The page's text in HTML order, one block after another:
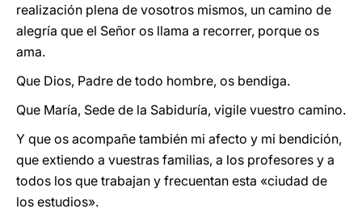
realización plena de vosotros mismos, un camino de
alegría que el Señor os llama a recorrer, porque os
ama.
Que Dios, Padre de todo hombre, os bendiga.
Que María, Sede de la Sabiduría, vigile vuestro camino.
Y que os acompañe también mi afecto y mi bendición,
que extiendo a vuestras familias, a los profesores y a
todos los que trabajan y frecuentan esta «ciudad de
los estudios».